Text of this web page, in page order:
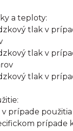
a teploty:
tlak v
tlak v
tlak v
v prípade
prípade